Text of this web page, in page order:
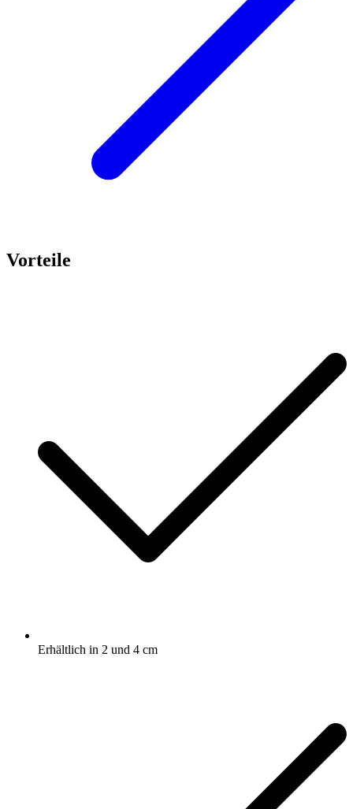
Vorteile
Erhältlich in 2 und 4 cm